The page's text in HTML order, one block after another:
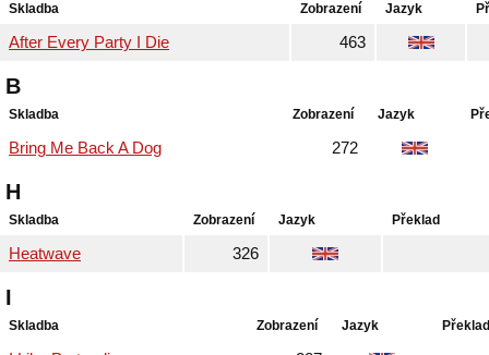
Skladba Zobrazení Jazyk
After Every Party I Die 463
B
Skladba Zobrazení Jazyk
Bring Me Back A Dog 272
H
Skladba Zobrazení Jazyk Překlad
Heatwave 326
I
Skladba Zobrazení Jazyk Překlad